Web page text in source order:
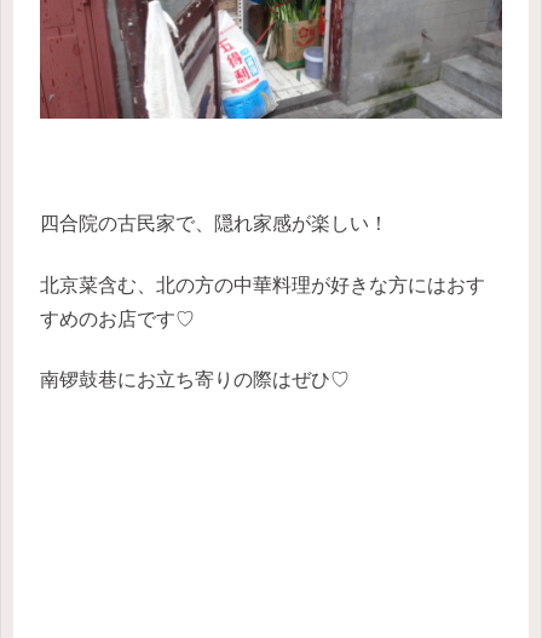
四合院の古民家で、隠れ家感が楽しい！
北京菜含む、北の方の中華料理が好きな方にはおす
すめのお店です♡
南锣鼓巷にお立ち寄りの際はぜひ♡